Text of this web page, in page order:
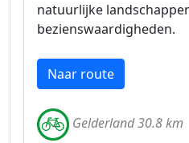
natuurlijke
bezienswaardigheden.
Naar route
Gelderland 30.8 km